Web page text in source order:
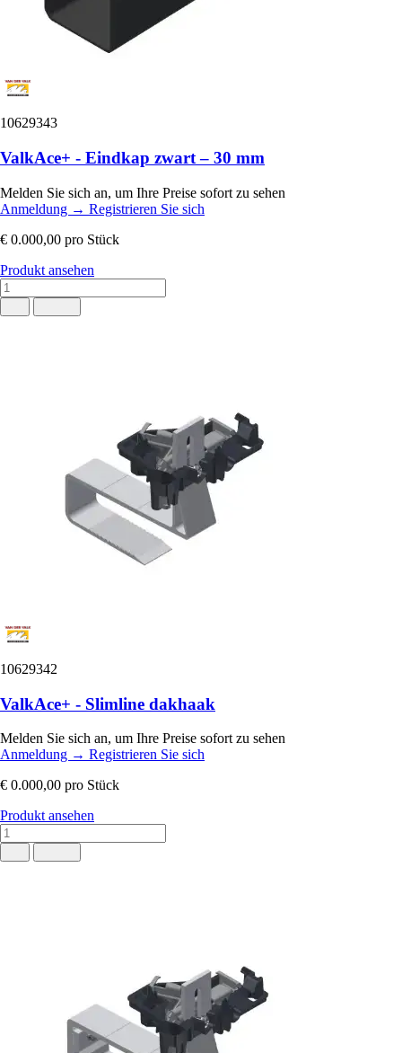
10629343
ValkAce+ - Eindkap zwart – 30 mm
Melden Sie sich an, um Ihre Preise sofort zu sehen
Anmeldung → Registrieren Sie sich
€ 0.000,00 pro Stück
Produkt ansehen
10629342
ValkAce+ - Slimline dakhaak
Melden Sie sich an, um Ihre Preise sofort zu sehen
Anmeldung → Registrieren Sie sich
€ 0.000,00 pro Stück
Produkt ansehen